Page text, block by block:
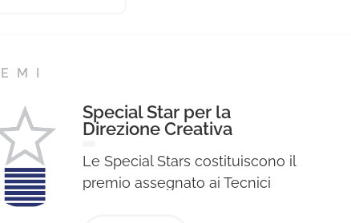
Special Star per la
Direzione Creativa
Le Special Stars costituiscono il
premio assegnato ai Tecnici